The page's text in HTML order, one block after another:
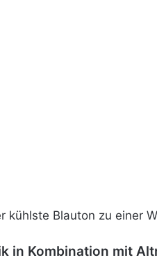
kühlste Blauton zu einer
in Kombination mit